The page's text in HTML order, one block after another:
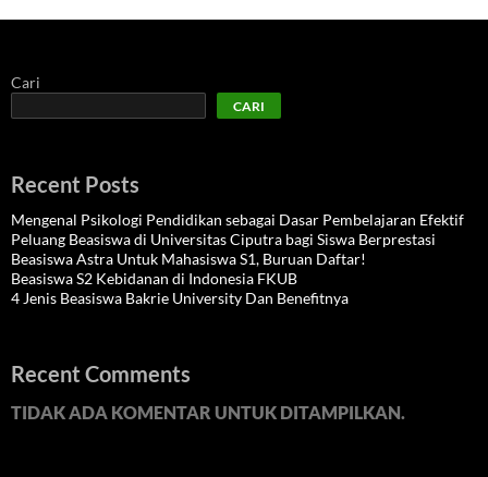
Cari
CARI
Recent Posts
Mengenal Psikologi Pendidikan sebagai Dasar Pembelajaran Efektif
Peluang Beasiswa di Universitas Ciputra bagi Siswa Berprestasi
Beasiswa Astra Untuk Mahasiswa S1, Buruan Daftar!
Beasiswa S2 Kebidanan di Indonesia FKUB
4 Jenis Beasiswa Bakrie University Dan Benefitnya
Recent Comments
TIDAK ADA KOMENTAR UNTUK DITAMPILKAN.